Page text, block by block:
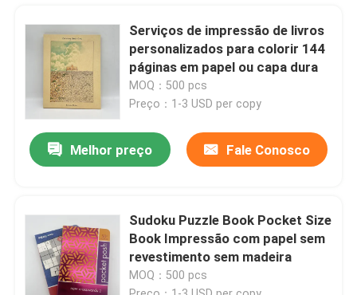
Serviços de impressão de livros
personalizados para colorir 144
páginas em papel ou capa dura
MOQ：500 pcs
Preço：1-3 USD per copy
Melhor preço Fale Conosco
Sudoku Puzzle Book Pocket Size
Book Impressão com papel sem
revestimento sem madeira
MOQ：500 pcs